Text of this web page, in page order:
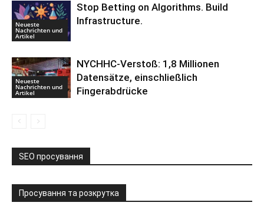
Neueste
Nachrichten und
Artikel
Stop Betting on Algorithms. Build
Infrastructure.
Neueste
Nachrichten und
Artikel
NYCHHC-Verstoß: 1,8 Millionen
Datensätze, einschließlich
Fingerabdrücke
SEO просування
Просування та розкрутка